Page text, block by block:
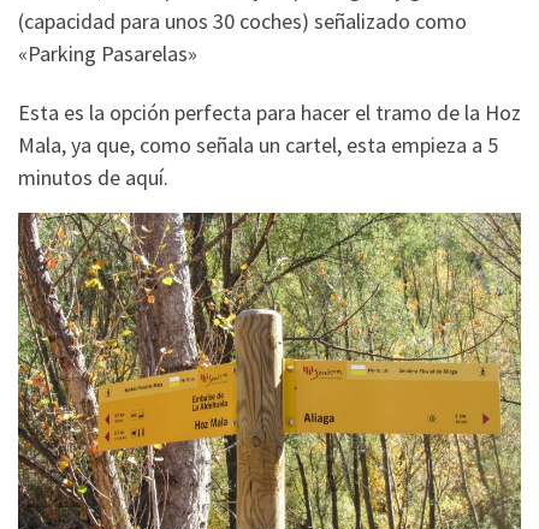
(capacidad para unos 30 coches) señalizado como
«Parking Pasarelas»
Esta es la opción perfecta para hacer el tramo de la Hoz
Mala, ya que, como señala un cartel, esta empieza a 5
minutos de aquí.